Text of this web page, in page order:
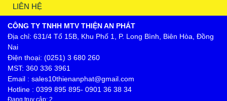
LIÊN HỆ
CÔNG TY TNHH MTV THIỆN AN PHÁT
Địa chỉ: 631/4 Tổ 15B, Khu Phố 1, P. Long Bình, Biên Hòa, Đồng
Nai
Điện thoại: (0251) 3 680 260
MST: 360 336 3961
Email : sales10thienanphat@gmail.com
Hotline : 0399 895 895- 0901 36 38 34
Đang truy cập: 2